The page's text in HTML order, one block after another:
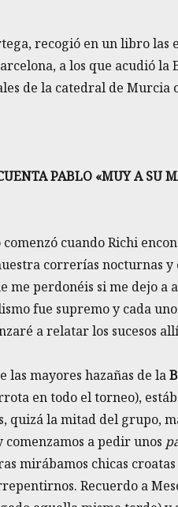
recogió en un libro las
a los que acudió
de la catedral de Murcia
PABLO «MUY A SU
cuando Richi
correrías nocturnas
perdonéis si me dejo a
fue supremo y cada
a relatar los sucesos
las mayores hazañas de la
en todo el torneo),
quizá la mitad del grupo,
a pedir unos
mirábamos chicas
Recuerdo a